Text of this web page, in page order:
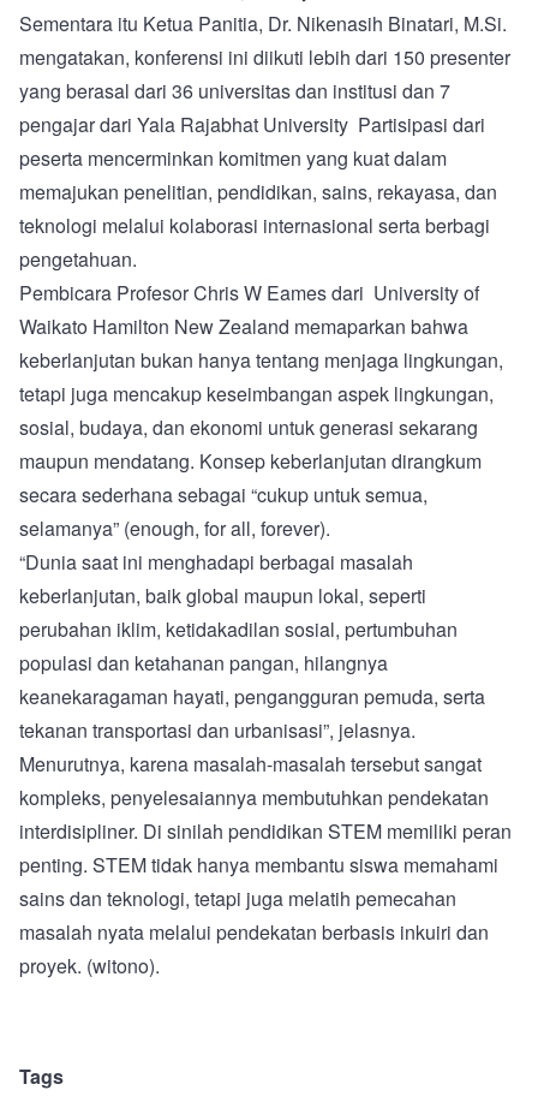
Sementara itu Ketua Panitia, Dr. Nikenasih Binatari, M.Si.
mengatakan, konferensi ini diikuti lebih dari 150 presenter
yang berasal dari 36 universitas dan institusi dan 7
pengajar dari Yala Rajabhat University Partisipasi dari
peserta mencerminkan komitmen yang kuat dalam
memajukan penelitian, pendidikan, sains, rekayasa, dan
teknologi melalui kolaborasi internasional serta berbagi
pengetahuan.
Pembicara Profesor Chris W Eames dari University of
Waikato Hamilton New Zealand memaparkan bahwa
keberlanjutan bukan hanya tentang menjaga lingkungan,
tetapi juga mencakup keseimbangan aspek lingkungan,
sosial, budaya, dan ekonomi untuk generasi sekarang
maupun mendatang. Konsep keberlanjutan dirangkum
secara sederhana sebagai “cukup untuk semua,
selamanya” (enough, for all, forever).
“Dunia saat ini menghadapi berbagai masalah
keberlanjutan, baik global maupun lokal, seperti
perubahan iklim, ketidakadilan sosial, pertumbuhan
populasi dan ketahanan pangan, hilangnya
keanekaragaman hayati, pengangguran pemuda, serta
tekanan transportasi dan urbanisasi”, jelasnya.
Menurutnya, karena masalah-masalah tersebut sangat
kompleks, penyelesaiannya membutuhkan pendekatan
interdisipliner. Di sinilah pendidikan STEM memiliki peran
penting. STEM tidak hanya membantu siswa memahami
sains dan teknologi, tetapi juga melatih pemecahan
masalah nyata melalui pendekatan berbasis inkuiri dan
proyek. (witono).
Tags